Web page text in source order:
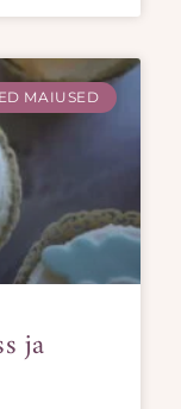
MAIUSED
ja